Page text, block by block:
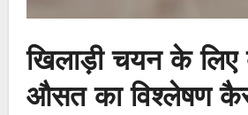
खिलाड़ी चयन के लिए
औसत का विश्लेषण